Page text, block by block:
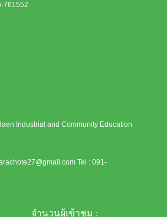
761552
Industrial and Community Education
Tel : 091-
จำนวนผู้เข้าชม :